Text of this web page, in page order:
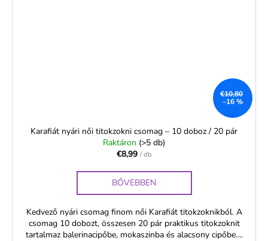
€10,80
–16 %
Karafiát nyári női titokzokni csomag – 10 doboz / 20 pár
Raktáron (>5 db)
€8,99 / db
BŐVEBBEN
Kedvező nyári csomag finom női Karafiát titokzoknikból. A
csomag 10 dobozt, összesen 20 pár praktikus titokzoknit
tartalmaz balerinacipőbe, mokaszinba és alacsony cipőbe....